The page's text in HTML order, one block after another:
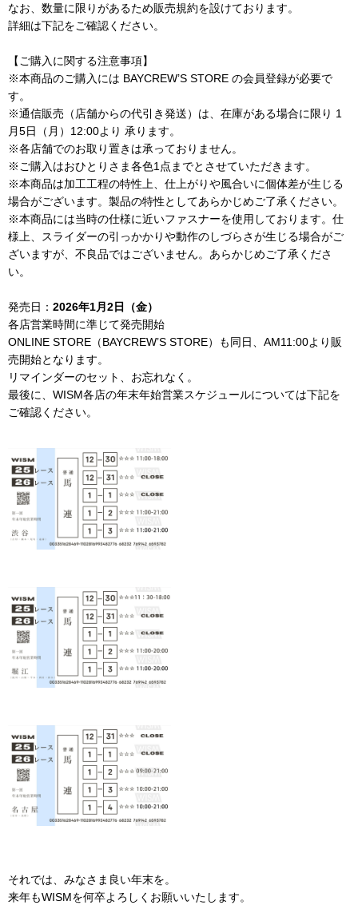
なお、数量に限りがあるため販売規約を設けております。
詳細は下記をご確認ください。
【ご購入に関する注意事項】
※本商品のご購入には BAYCREW’S STORE の会員登録が必要で
す。
※通信販売（店舗からの代引き発送）は、在庫がある場合に限り 1
月5日（月）12:00より 承ります。
※各店舗でのお取り置きは承っておりません。
※ご購入はおひとりさま各色1点までとさせていただきます。
※本商品は加工工程の特性上、仕上がりや風合いに個体差が生じる
場合がございます。製品の特性としてあらかじめご了承ください。
※本商品には当時の仕様に近いファスナーを使用しております。仕
様上、スライダーの引っかかりや動作のしづらさが生じる場合がご
ざいますが、不良品ではございません。あらかじめご了承くださ
い。
発売日： 2026年1月2日（金）
各店営業時間に準じて発売開始
ONLINE STORE（BAYCREW’S STORE）も同日、AM11:00より販
売開始となります。
リマインダーのセット、お忘れなく。
最後に、WISM各店の年末年始営業スケジュールについては下記を
ご確認ください。
それでは、みなさま良い年末を。
来年もWISMを何卒よろしくお願いいたします。